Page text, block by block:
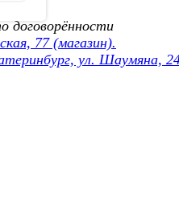
договорённости
77 (магазин).
ул. Шаумяна,